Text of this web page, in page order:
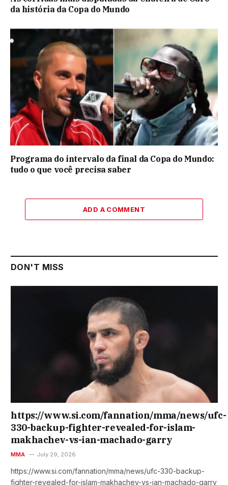
da história da Copa do Mundo
Programa do intervalo da final da Copa do Mundo:
tudo o que você precisa saber
ADD A COMMENT
DON'T MISS
https://www.si.com/fannation/mma/news/ufc-
330-backup-fighter-revealed-for-islam-
makhachev-vs-ian-machado-garry
MMA July 29, 2026
https://www.si.com/fannation/mma/news/ufc-330-backup-
fighter-revealed-for-islam-makhachev-vs-ian-machado-garry